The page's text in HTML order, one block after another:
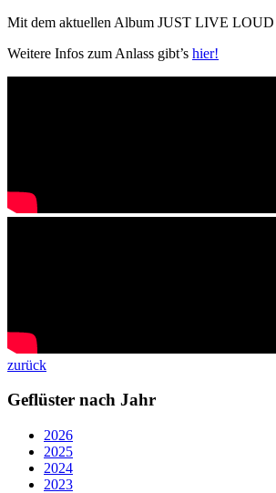
Mit dem aktuellen Album JUST LIVE LOUD
Weitere Infos zum Anlass gibt’s hier!
zurück
Geflüster nach Jahr
2026
2025
2024
2023